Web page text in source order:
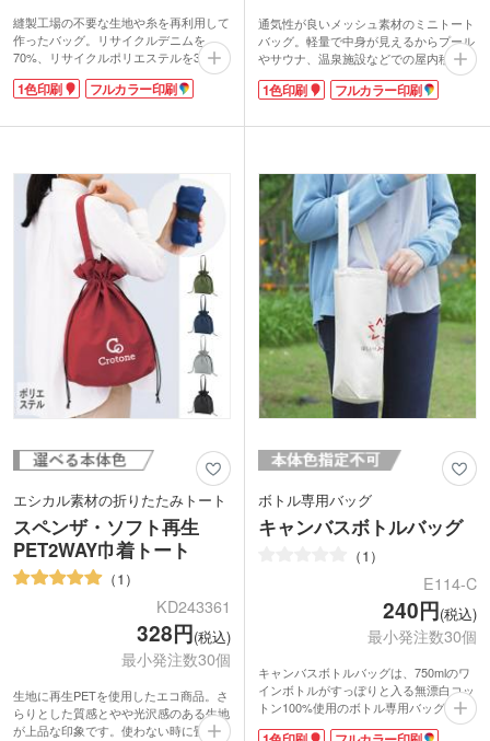
縫製工場の不要な生地や糸を再利用して
作ったバッグ。リサイクルデニムを
70%、リサイクルポリエステルを30%使
用しています。約10.5オンスの生地厚
で、深みのあるインディゴカラーが魅
も入る大きめサイズで、パッと取り出し
リジナルバッグが作れます。アパレルシ
ョップのオープン記念や美容サロンの周
年記念の品におすすめ。環境に優しいエ
コ商品は、SDGsに取り組む企業のブラ
ンディングにも貢献します。
1色印刷 フルカラー印刷
通気性が良いメッシュ素材のミニトート
バッグ。軽量で中身が見えるからプール
やサウナ、温泉施設などでの屋内移動時
にもおすすめです。外ポケット付きで小
物が収納できて便利。マチがあるのでボ
収納力があります。普段のお出かけにも
印刷フルカラーで名入れが可能。オリジ
ナルロゴを入れて夏のイベントやキャン
ペーンにいかがでしょうか。
1色印刷 フルカラー印刷
エシカル素材の折りたたみトート
スペンザ・ソフト再生
PET2WAY巾着トート
1
KD243361
328円(税込)
最小発注数30個
生地に再生PETを使用したエコ商品。さ
らりとした質感とやや光沢感のある生地
が上品な印象です。使わない時に畳んで
ボトル専用バッグ
キャンバスボトルバッグ
1
E114-C
240円(税込)
最小発注数30個
キャンバスボトルバッグは、750mlのワ
インボトルがすっぽりと入る無漂白コッ
トン100%使用のボトル専用バッグで
す。漂白や染色をしていないので、河川